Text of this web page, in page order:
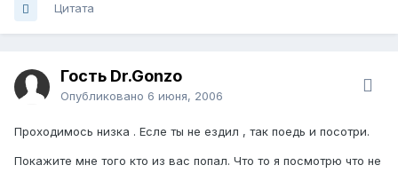
Цитата
Гость Dr.Gonzo
Опубликовано 6 июня, 2006
Проходимось низка . Есле ты не ездил , так поедь и посотри.
Покажите мне того кто из вас попал. Что то я посмотрю что не